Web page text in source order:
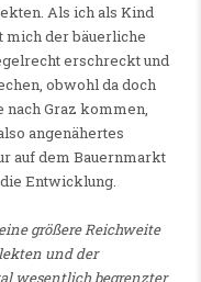
Als ich als Kind
mich der bäuerliche
erschreckt und
obwohl da doch
nach Graz kommen,
angenähertes
auf dem Bauernmarkt
Entwicklung.
größere Reichweite
und der
wesentlich begrenzter